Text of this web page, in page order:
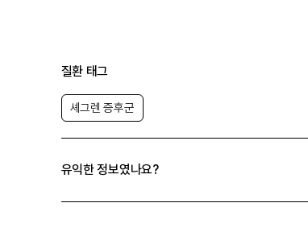
질환 태그
셰그렌 증후군
유익한 정보였나요?